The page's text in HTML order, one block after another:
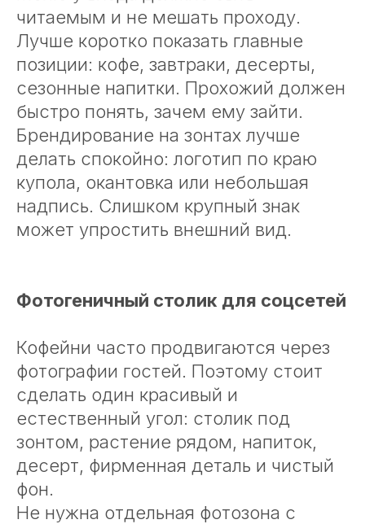
читаемым и не мешать проходу.
Лучше коротко показать главные
позиции: кофе, завтраки, десерты,
сезонные напитки. Прохожий должен
быстро понять, зачем ему зайти.
Брендирование на зонтах лучше
делать спокойно: логотип по краю
купола, окантовка или небольшая
надпись. Слишком крупный знак
может упростить внешний вид.
Фотогеничный столик для соцсетей
Кофейни часто продвигаются через
фотографии гостей. Поэтому стоит
сделать один красивый и
естественный угол: столик под
зонтом, растение рядом, напиток,
десерт, фирменная деталь и чистый
фон.
Не нужна отдельная фотозона с